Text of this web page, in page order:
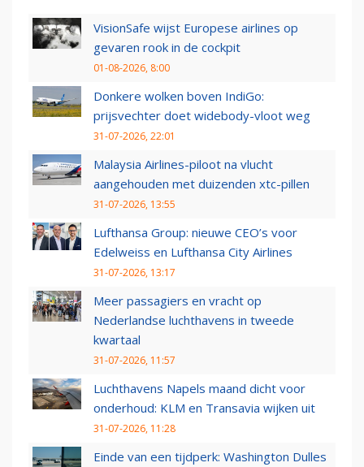
VisionSafe wijst Europese airlines op
gevaren rook in de cockpit
01-08-2026, 8:00
Donkere wolken boven IndiGo:
prijsvechter doet widebody-vloot weg
31-07-2026, 22:01
Malaysia Airlines-piloot na vlucht
aangehouden met duizenden xtc-pillen
31-07-2026, 13:55
Lufthansa Group: nieuwe CEO’s voor
Edelweiss en Lufthansa City Airlines
31-07-2026, 13:17
Meer passagiers en vracht op
Nederlandse luchthavens in tweede
kwartaal
31-07-2026, 11:57
Luchthavens Napels maand dicht voor
onderhoud: KLM en Transavia wijken uit
31-07-2026, 11:28
Einde van een tijdperk: Washington Dulles